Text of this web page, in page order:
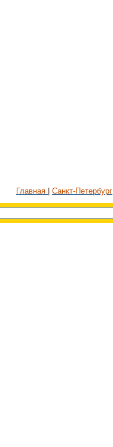
Главная Санкт-Петербург